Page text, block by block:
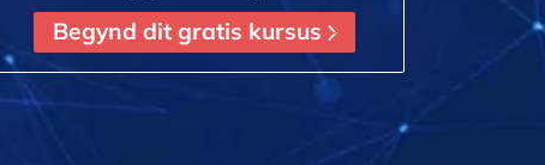
Begynd dit gratis kursus